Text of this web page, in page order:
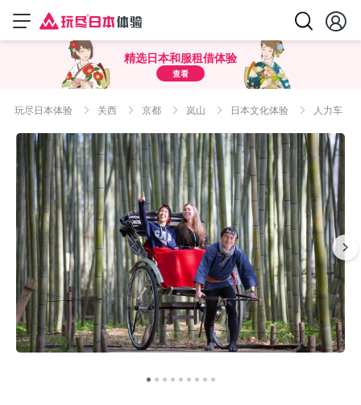
精选日本和服租借体验
查看
玩尽日本体验 关西 京都 岚山 日本文化体验 人力车